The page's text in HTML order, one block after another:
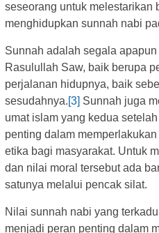
seseorang untuk melestarikan
menghidupkan sunnah nabi
Sunnah adalah segala
Rasulullah Saw, baik berupa
perjalanan hidupnya, baik
sesudahnya.[3] Sunnah juga
umat islam yang kedua
penting dalam
etika bagi masyarakat. Untuk
dan nilai moral tersebut ada
satunya melalui pencak silat.
Nilai sunnah nabi yang
menjadi peran penting dalam